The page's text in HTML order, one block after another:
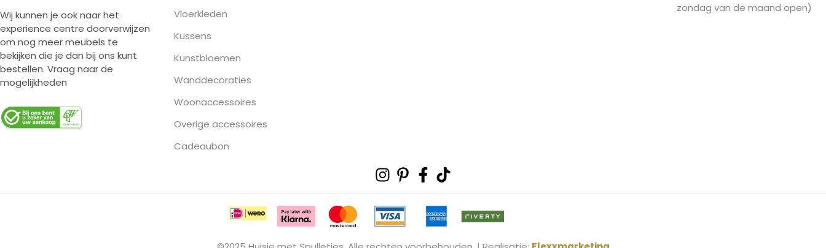
Wij kunnen je ook naar het
experience centre doorverwijzen
om nog meer meubels te
bekijken die je dan bij ons kunt
bestellen. Vraag naar de
mogelijkheden
Vloerkleden
Kussens
Kunstbloemen
Wanddecoraties
Woonaccessoires
Overige accessoires
Cadeaubon
zondag van de maand open)
Instagram
Pinterest-
Facebook-
f
Tiktok